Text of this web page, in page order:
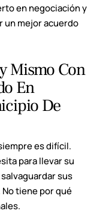
en negociación y
un mejor acuerdo
Mismo Con
En
De
es difícil.
para llevar su
sus
tiene por qué